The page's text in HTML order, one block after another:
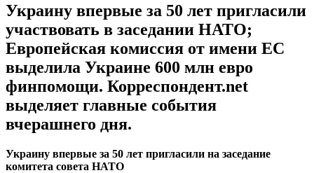
Украину впервые за 50 лет пригласили
участвовать в заседании НАТО;
Европейская комиссия от имени ЕС
выделила Украине 600 млн евро
финпомощи. Корреспондент.net
выделяет главные события
вчерашнего дня.
Украину впервые за 50 лет пригласили на заседание
комитета совета НАТО